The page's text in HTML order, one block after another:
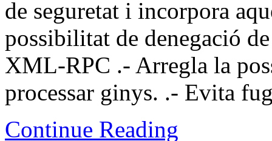
de seguretat i incorpora
possibilitat de denegació
XML-RPC .- Arregla la
processar ginys. .- Evita
Continue Reading